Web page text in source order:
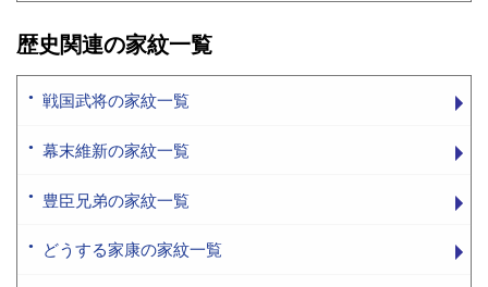
歴史関連の家紋一覧
戦国武将の家紋一覧
幕末維新の家紋一覧
豊臣兄弟の家紋一覧
どうする家康の家紋一覧